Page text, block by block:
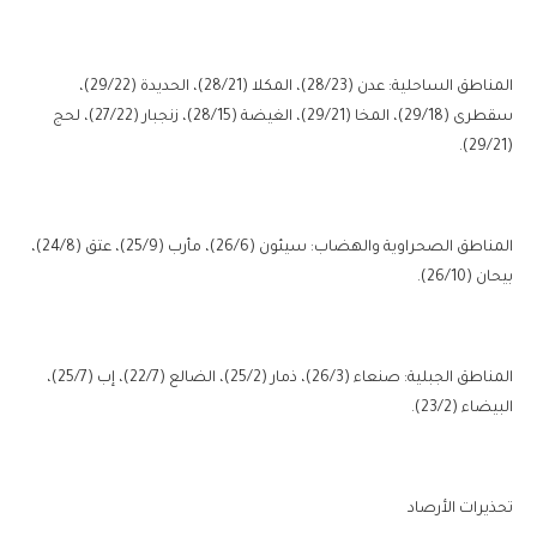
المناطق الساحلية: عدن (28/23)، المكلا (28/21)، الحديدة (29/22)،
سقطرى (29/18)، المخا (29/21)، الغيضة (28/15)، زنجبار (27/22)، لحج
(29/21).
المناطق الصحراوية والهضاب: سيئون (26/6)، مأرب (25/9)، عتق (24/8)،
بيحان (26/10).
المناطق الجبلية: صنعاء (26/3)، ذمار (25/2)، الضالع (22/7)، إب (25/7)،
البيضاء (23/2).
تحذيرات الأرصاد